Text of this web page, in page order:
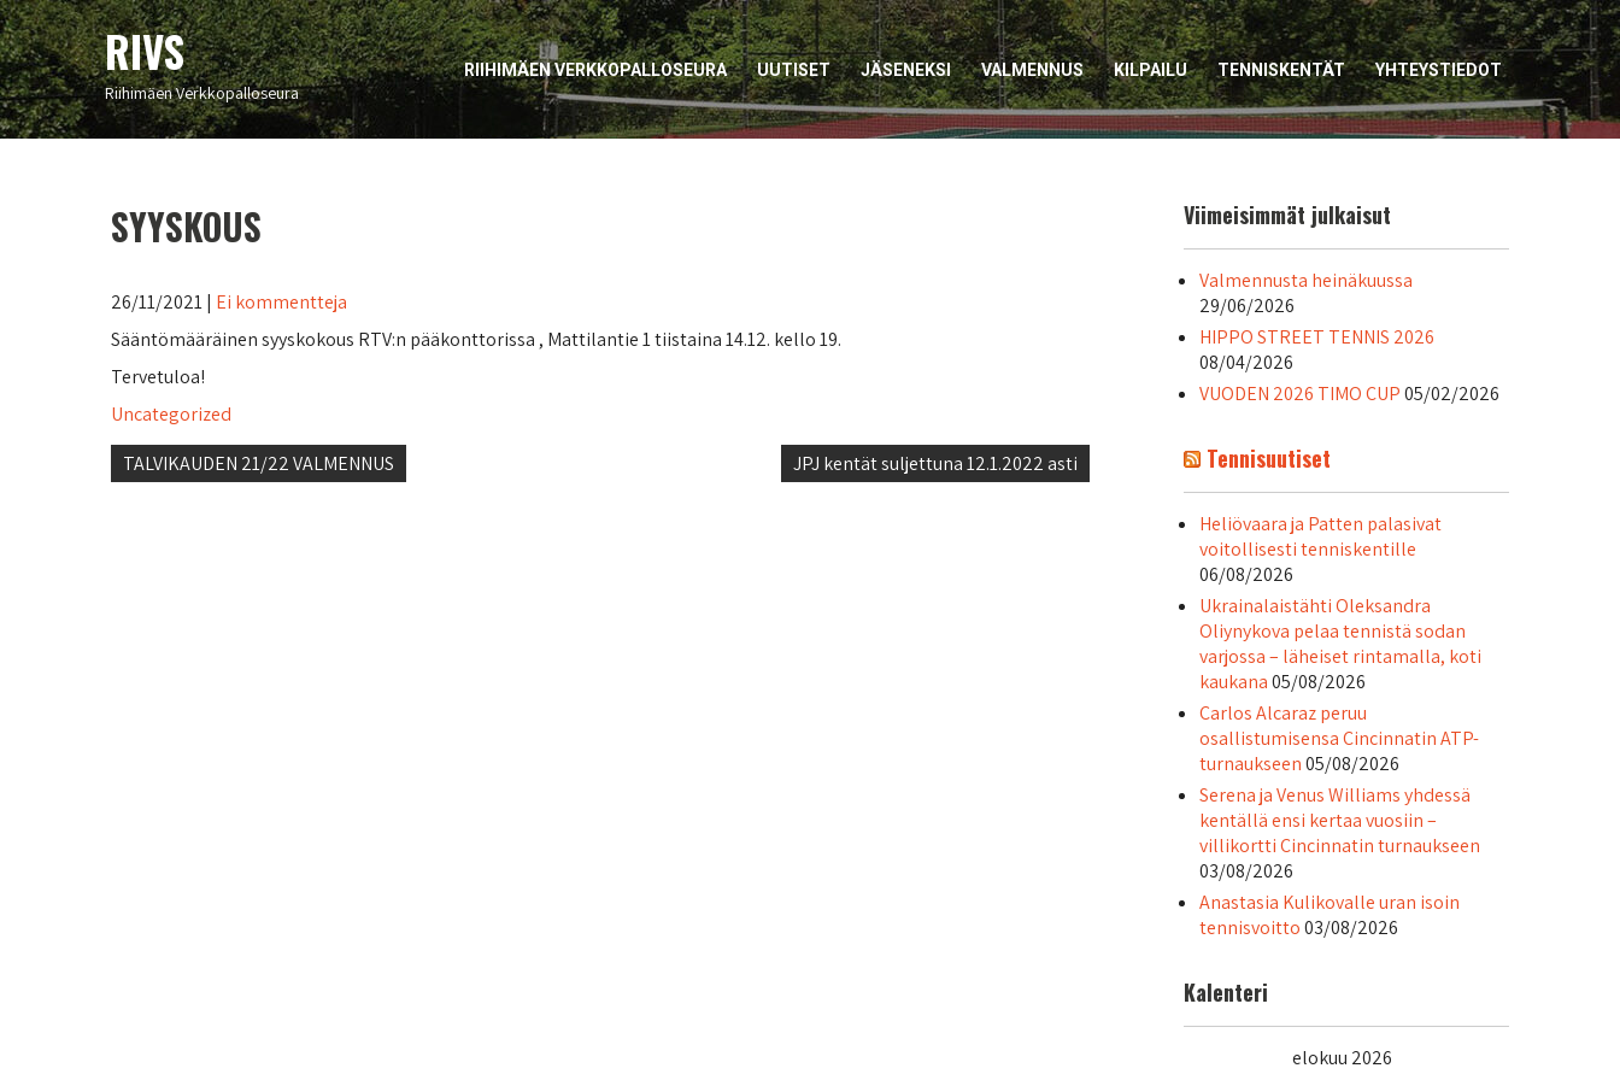
RIVS
Riihimäen Verkkopalloseura
RIIHIMÄEN VERKKOPALLOSEURA UUTISET JÄSENEKSI VALMENNUS KILPAILU TENNISKENTÄT YHTEYSTIEDOT
SYYSKOUS
26/11/2021| Ei kommentteja
Sääntömääräinen syyskokous RTV:n pääkonttorissa , Mattilantie 1 tiistaina 14.12. kello 19.
Tervetuloa!
Uncategorized
Artikkelien
TALVIKAUDEN 21/22 VALMENNUS JPJ kentät suljettuna 12.1.2022 asti
Viimeisimmät julkaisut
Valmennusta heinäkuussa
29/06/2026
HIPPO STREET TENNIS 2026
08/04/2026
VUODEN 2026 TIMO CUP05/02/2026
Tennisuutiset
Heliövaara ja Patten palasivat
voitollisesti tenniskentille
06/08/2026
Ukrainalaistähti Oleksandra
Oliynykova pelaa tennistä sodan
varjossa – läheiset rintamalla, koti
kaukana05/08/2026
Carlos Alcaraz peruu
osallistumisensa Cincinnatin ATP-
turnaukseen05/08/2026
Serena ja Venus Williams yhdessä
kentällä ensi kertaa vuosiin –
villikortti Cincinnatin turnaukseen
03/08/2026
Anastasia Kulikovalle uran isoin
tennisvoitto03/08/2026
Kalenteri
elokuu 2026